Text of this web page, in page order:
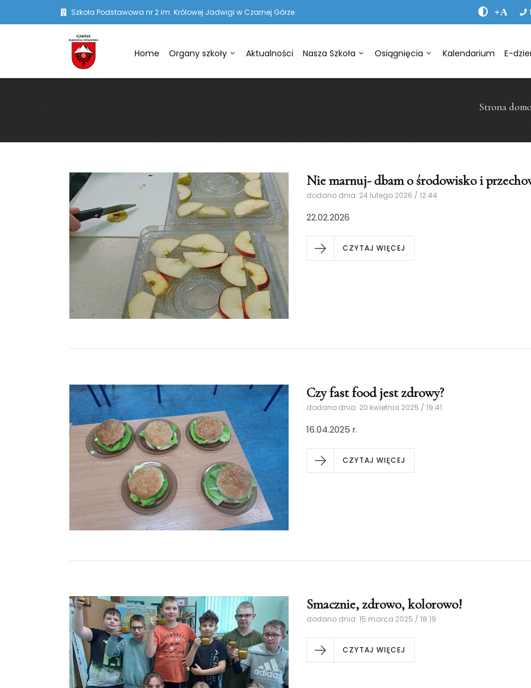
Szkoła Podstawowa nr 2 im. Królowej Jadwigi w Czarnej Górze +A
Home Organy szkoły Aktualności Nasza Szkoła Osiągnięcia Kalendarium E-
Strona
Nie marnuj- dbam o środowisko i
dodano dnia: 24 lutego 2026 / 12:44
22.02.2026
CZYTAJ WIĘCEJ
Czy fast food jest zdrowy?
dodano dnia: 20 kwietnia 2025 / 19:41
16.04.2025 r.
CZYTAJ WIĘCEJ
Smacznie, zdrowo, kolorowo!
dodano dnia: 15 marca 2025 / 18:19
CZYTAJ WIĘCEJ